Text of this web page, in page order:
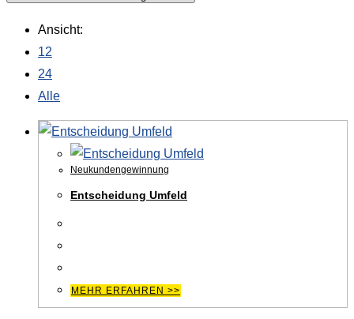
Ansicht:
12
24
Alle
Neukundengewinnung
Entscheidung Umfeld
MEHR ERFAHREN >>